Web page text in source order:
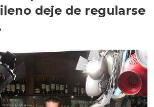
deje de regularse